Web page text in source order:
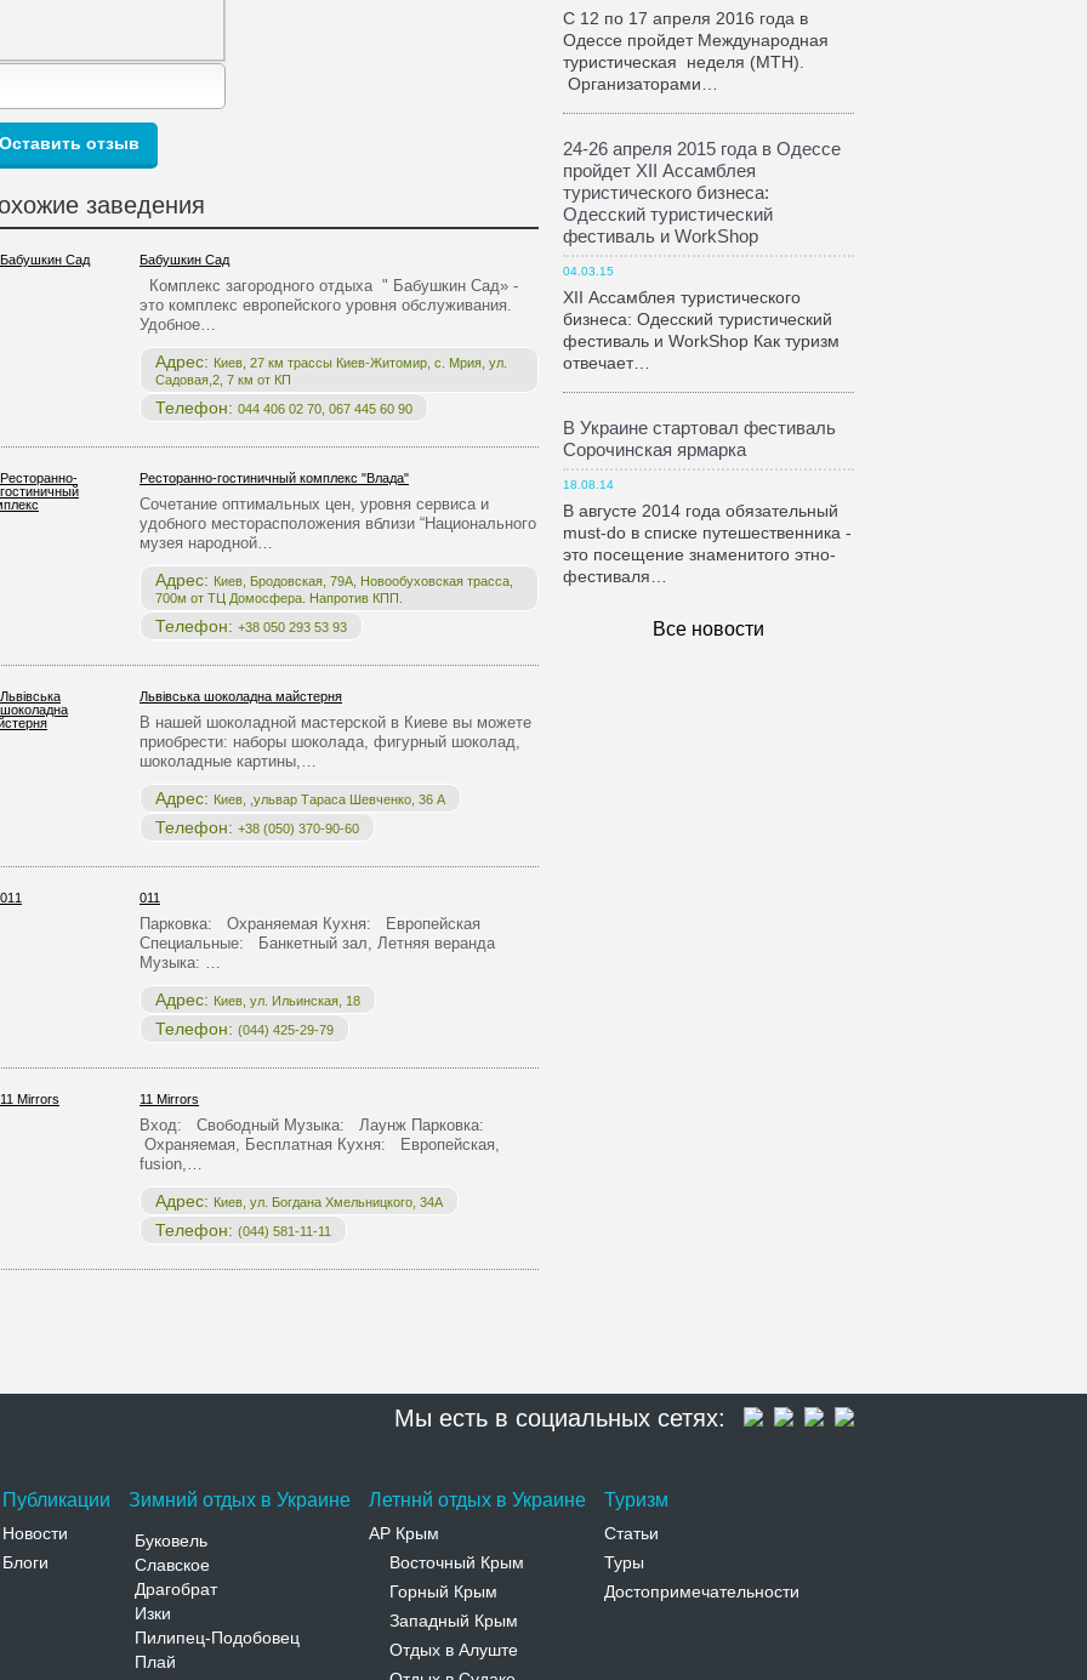
заведения
Бабушкин Сад
Комплекс загородного отдыха " Бабушкин Сад» -
это комплекс европейского уровня обслуживания.
Удобное…
Адрес: Киев, 27 км трассы Киев-Житомир, с. Мрия, ул.
Садовая,2, 7 км от КП
Телефон: 044 406 02 70, 067 445 60 90
Ресторанно-гостиничный комплекс "Влада"
Сочетание оптимальных цен, уровня сервиса и
удобного месторасположения вблизи “Национального
музея народной…
Адрес: Киев, Бродовская, 79А, Новообуховская трасса,
700м от ТЦ Домосфера. Напротив КПП.
Телефон: +38 050 293 53 93
Львівська шоколадна майстерня
В нашей шоколадной мастерской в Киеве вы можете
приобрести: наборы шоколада, фигурный шоколад,
шоколадные картины,…
Адрес: Киев, ,ульвар Тараса Шевченко, 36 А
Телефон: +38 (050) 370-90-60
011
Парковка: Охраняемая Кухня: Европейская
Специальные: Банкетный зал, Летняя веранда
Музыка: …
Адрес: Киев, ул. Ильинская, 18
Телефон: (044) 425-29-79
11 Mirrors
Вход: Свободный Музыка: Лаунж Парковка:
Охраняемая, Бесплатная Кухня: Европейская,
fusion,…
Адрес: Киев, ул. Богдана Хмельницкого, 34А
Телефон: (044) 581-11-11
С 12 по 17 апреля 2016 года в
Одессе пройдет Международная
туристическая неделя (МТН).
Организаторами…
24-26 апреля 2015 года в Одессе
пройдет XII Ассамблея
туристического бизнеса:
Одесский туристический
фестиваль и WorkShop
04.03.15
XII Ассамблея туристического
бизнеса: Одесский туристический
фестиваль и WorkShop Как туризм
отвечает…
В Украине стартовал фестиваль
Сорочинская ярмарка
18.08.14
В августе 2014 года обязательный
must-do в списке путешественника -
это посещение знаменитого этно-
фестиваля…
Все новости
Мы есть в социальных сетях:
Публикации
Новости
Блоги
Зимний отдых в Украине
Буковель
Славское
Драгобрат
Изки
Пилипец-Подобовец
Плай
Летннй отдых в Украине
АР Крым
Восточный Крым
Горный Крым
Западный Крым
Отдых в Алуште
Туризм
Статьи
Туры
Достопримечательности